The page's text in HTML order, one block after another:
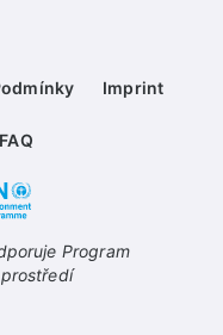
Imprint
FAQ
Program